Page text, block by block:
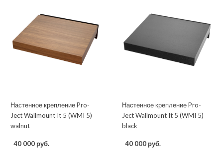
Настенное крепление Pro-
Ject Wallmount It 5 (WMI 5)
walnut
40 000 руб.
Настенное крепление Pro-
Ject Wallmount It 5 (WMI 5)
black
40 000 руб.